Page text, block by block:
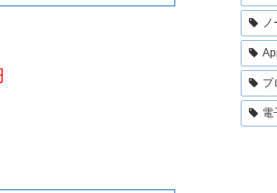
ノ
プ
電